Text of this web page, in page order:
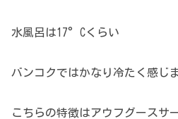
水風呂は17°Cくらい
バンコクではかなり冷たく感じ
こちらの特徴はアウフグースサ